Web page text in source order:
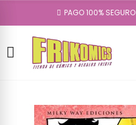
PAGO 100% SEGURO